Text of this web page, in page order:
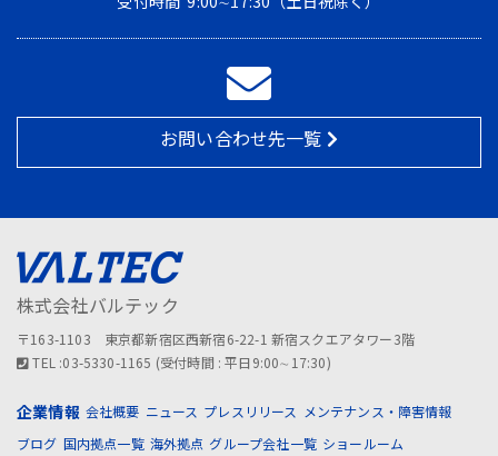
お問い合わせ先一覧
株式会社バルテック
〒163-1103 東京都新宿区西新宿6-22-1 新宿スクエアタワー3階
TEL :03-5330-1165 (受付時間 : 平日9:00∼17:30)
企業情報 会社概要 ニュース プレスリリース
メンテナンス・障害情報
ブログ 国内拠点一覧 海外拠点 グループ会社一覧 ショールーム